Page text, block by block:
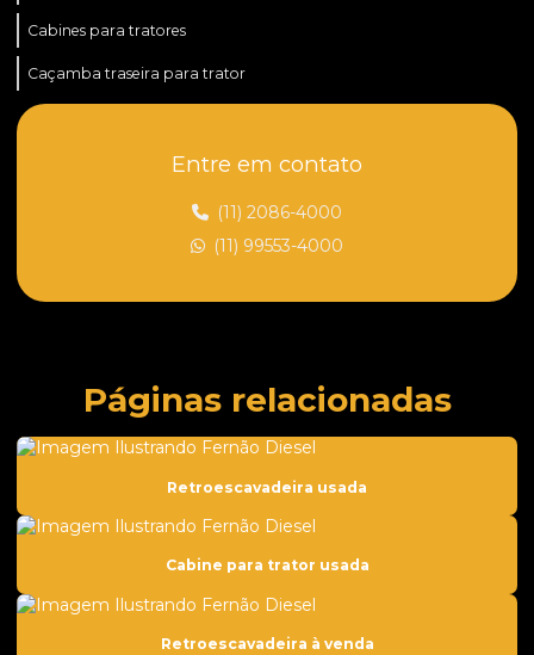
Cabines para tratores
Caçamba traseira para trator
Caçamba para trator preço
Capota florestal para trator de esteira
Cilindro hidráulico para tratores
Compressor de ar condicionado para trator
Compressor de ar para trator
Distribuidora de peças para tratores
Entre em contato
(11) 2086-4000
(11) 99553-4000
Páginas relacionadas
Retroescavadeira usada
Cabine para trator usada
Retroescavadeira à venda